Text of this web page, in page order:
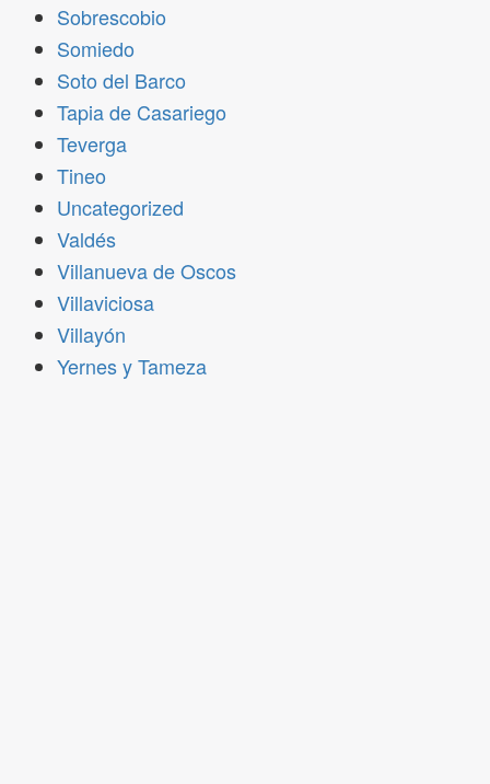
Sobrescobio
Somiedo
Soto del Barco
Tapia de Casariego
Teverga
Tineo
Uncategorized
Valdés
Villanueva de Oscos
Villaviciosa
Villayón
Yernes y Tameza